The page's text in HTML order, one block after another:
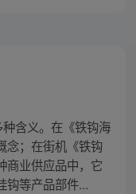
含义。在《铁钩海
念；在街机《铁钩
商业供应品中，它
钩等产品部件...